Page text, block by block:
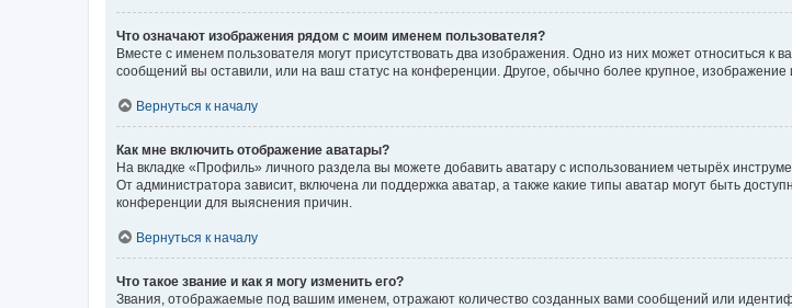
Что означают изображения рядом с моим именем пользователя?
Вместе с именем пользователя могут присутствовать два изображения. Одно из них может относиться к
сообщений вы оставили, или на ваш статус на конференции. Другое, обычно более крупное, изображение
Вернуться к началу
Как мне включить отображение аватары?
На вкладке «Профиль» личного раздела вы можете добавить аватару с использованием четырёх
От администратора зависит, включена ли поддержка аватар, а также какие типы аватар могут быть
конференции для выяснения причин.
Вернуться к началу
Что такое звание и как я могу изменить его?
Звания, отображаемые под вашим именем, отражают количество созданных вами сообщений или